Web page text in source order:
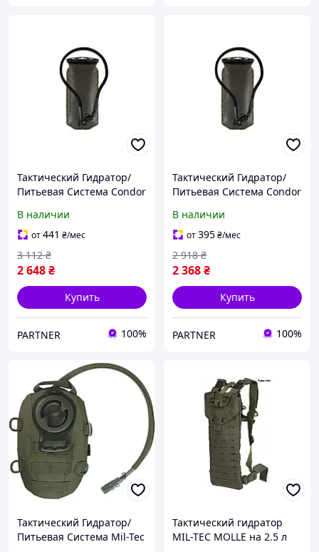
Тактический Гидратор/
Питьевая Система Condor
41 x 20 см (19302) SP
В наличии
от441 ₴/мес
2 648₴
3 112 ₴
Купить
PARTNER 100%
Тактический Гидратор/
Питьевая Система Condor
1,5л 32,5 x 17,5 см (19303)
SP
В наличии
от395₴/мес
2 368₴
2 918 ₴
Купить
PARTNER 100%
Тактический Гидратор/
Питьевая Система Mil-Tec
Тактический гидратор
MIL-TEC MOLLE на 2.5 л